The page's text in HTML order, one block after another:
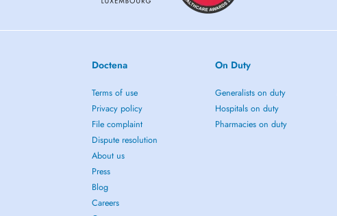
Doctena
Terms of use
Privacy policy
File complaint
Dispute resolution
About us
Press
Blog
Careers
On Duty
Generalists on duty
Hospitals on duty
Pharmacies on duty